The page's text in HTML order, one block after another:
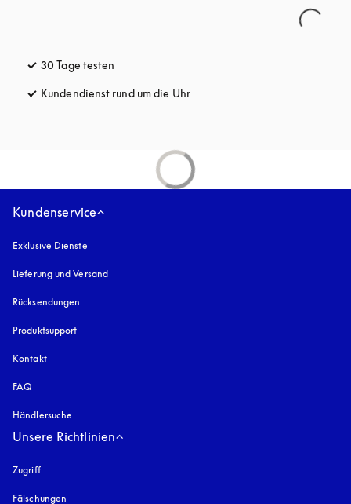
30 Tage testen
Kundendienst rund um die Uhröffnet sich in einem neuen Tab
Kundenservice
Exklusive Dienste
Lieferung und Versand
Rücksendungen
Produktsupport
Kontakt
FAQ
Händlersuche
Unsere Richtlinien
Zugrifföffnet sich in einem neuen Tab
Fälschungen